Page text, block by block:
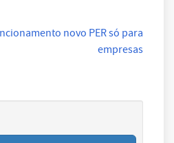
novo PER só para
empresas